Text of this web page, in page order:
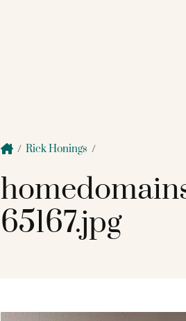
/ Rick Honings /
65167.jpg